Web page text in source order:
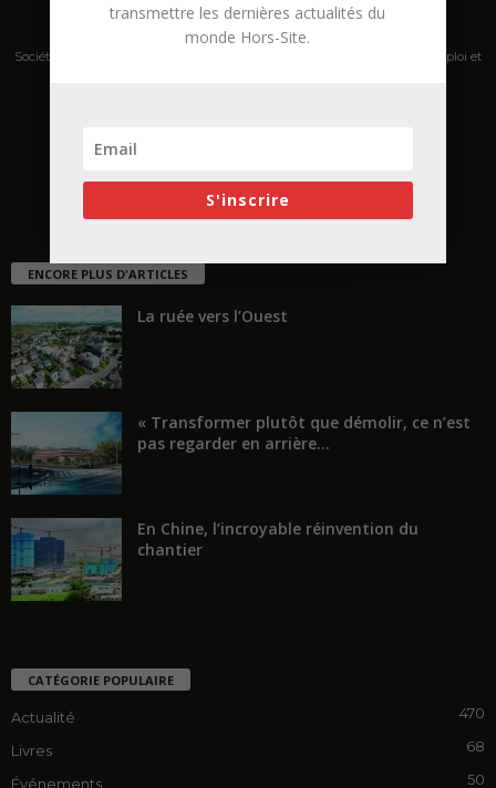
Société de presse, plateforme de mise en relation sur les marchés B2B, emploi et
ENCORE PLUS D'ARTICLES
La ruée vers l’Ouest
« Transformer plutôt que démolir, ce n’est
pas regarder en arrière...
En Chine, l’incroyable réinvention du
chantier
CATÉGORIE POPULAIRE
Actualité 470
Livres 68
Événements 50
transmettre les dernières actualités du
monde Hors-Site.
S'inscrire